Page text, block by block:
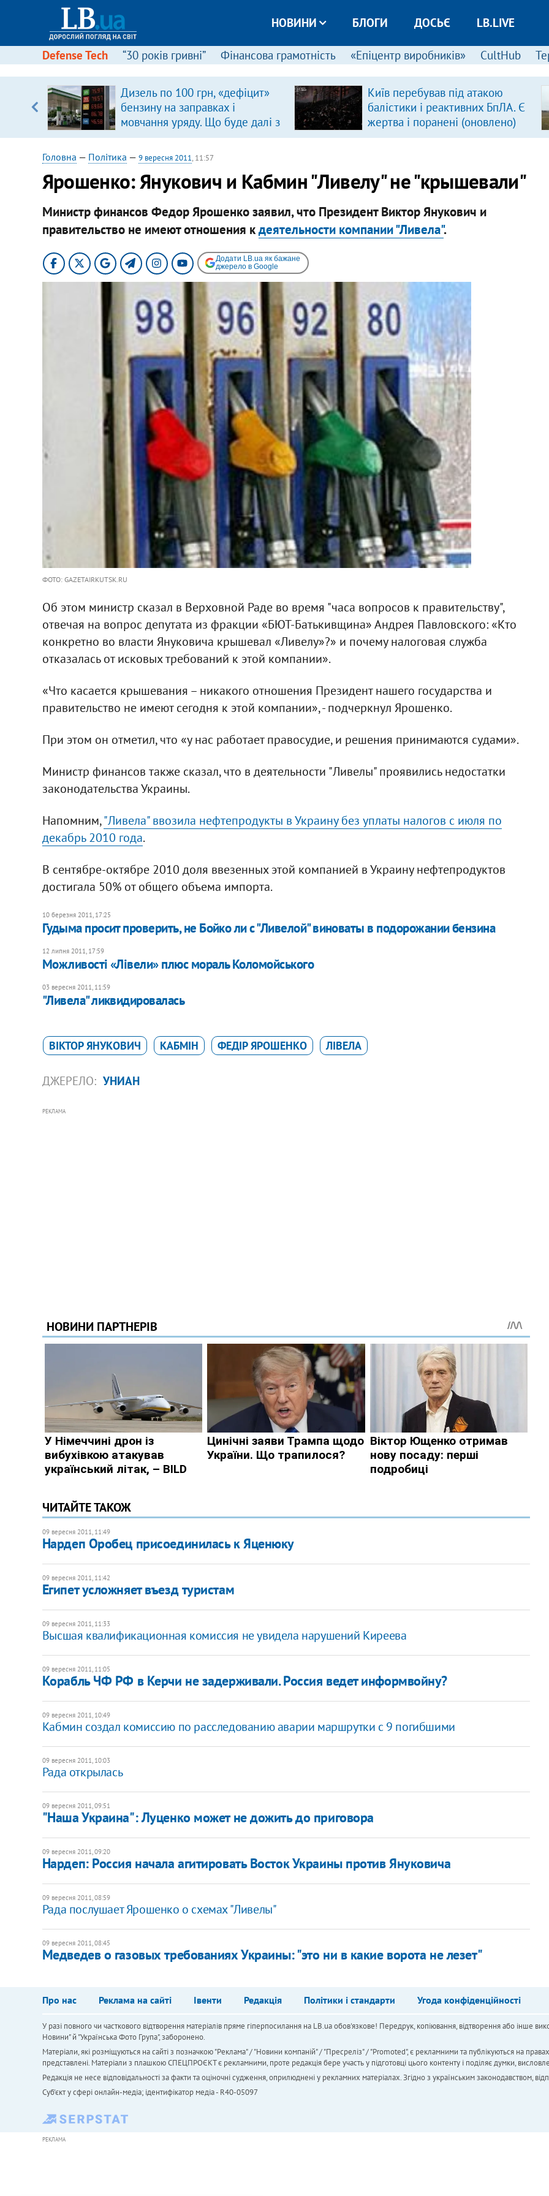
НОВИНИ БЛОГИ ДОСЬЄ LB.LIVE
Defense Tech “30 років гривні” Фінансова грамотність «Епіцентр виробників» CultHub
Дизель по 100 грн, «дефіцит»
бензину на заправках і
мовчання уряду. Що буде далі з
цінами на пальне?
Київ перебував під атакою
балістики і реактивних БпЛА. Є
жертва і поранені (оновлено)
Головна — Політика — 9 вересня 2011, 11:57
Ярошенко: Янукович и Кабмин "Ливелу" не "крышевали"
Министр финансов Федор Ярошенко заявил, что Президент Виктор Янукович и
правительство не имеют отношения кдеятельности компании "Ливела".
Додати LB.ua як бажане
джерело в Google
ФОТО: GAZETAIRKUTSK.RU
Об этом министр сказал в Верховной Раде во время "часа вопросов к правительству",
отвечая на вопрос депутата из фракции «БЮТ-Батькивщина» Андрея Павловского: «Кто
конкретно во власти Януковича крышевал «Ливелу»?» и почему налоговая служба
отказалась от исковых требований к этой компании».
«Что касается крышевания – никакого отношения Президент нашего государства и
правительство не имеют сегодня к этой компании», - подчеркнул Ярошенко.
При этом он отметил, что «у нас работает правосудие, и решения принимаются судами».
Министр финансов также сказал, что в деятельности "Ливелы" проявились недостатки
законодательства Украины.
Напомним,"Ливела" ввозила нефтепродукты в Украину без уплаты налогов с июля по
декабрь 2010 года.
В сентябре-октябре 2010 доля ввезенных этой компанией в Украину нефтепродуктов
достигала 50% от общего объема импорта.
10 березня 2011, 17:25
Гудыма просит проверить, не Бойко ли с "Ливелой" виноваты в подорожании бензина
12 липня 2011, 17:59
Можливості «Лівели» плюс мораль Коломойського
03 вересня 2011, 11:59
"Ливела" ликвидировалась
ВІКТОР ЯНУКОВИЧ КАБМІН ФЕДІР ЯРОШЕНКО ЛІВЕЛА
ДЖЕРЕЛО: УНИАН
РЕКЛАМА
ЧИТАЙТЕ ТАКОЖ
09 вересня 2011, 11:49
Нардеп Оробец присоединилась к Яценюку
09 вересня 2011, 11:42
Египет усложняет въезд туристам
09 вересня 2011, 11:33
Высшая квалификационная комиссия не увидела нарушений Киреева
09 вересня 2011, 11:05
Корабль ЧФ РФ в Керчи не задерживали. Россия ведет информвойну?
09 вересня 2011, 10:49
Кабмин создал комиссию по расследованию аварии маршрутки с 9 погибшими
09 вересня 2011, 10:03
Рада открылась
09 вересня 2011, 09:51
"Наша Украина": Луценко может не дожить до приговора
09 вересня 2011, 09:20
Нардеп: Россия начала агитировать Восток Украины против Януковича
09 вересня 2011, 08:59
Рада послушает Ярошенко о схемах "Ливелы"
09 вересня 2011, 08:45
Медведев о газовых требованиях Украины: "это ни в какие ворота не лезет"
Про нас Реклама на сайті Івенти Редакція Політики і стандарти Угода конфіденційності
У разі повного чи часткового відтворення матеріалів пряме гіперпосилання на LB.ua обов'язкове! Передрук, копіювання, відтворення або інше
Новини" й "Українська Фото Група", заборонено.
Матеріали, які розміщуються на сайті з позначкою "Реклама" / "Новини компаній" / "Пресреліз" / "Promoted", є рекламними та публікуються на
представлені. Матеріали з плашкою СПЕЦПРОЄКТ є рекламними, проте редакція бере участь у підготовці цього контенту і поділяє думки,
Редакція не несе відповідальності за факти та оціночні судження, оприлюднені у рекламних матеріалах. Згідно з українським законодавством,
Cуб'єкт у сфері онлайн-медіа; ідентифікатор медіа - R40-05097
РЕКЛАМА